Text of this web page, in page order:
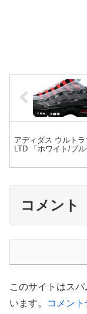
アディダス ウルト
LTD 「ホワイト/ブ
コメント
このサイトはス
います。
コメン